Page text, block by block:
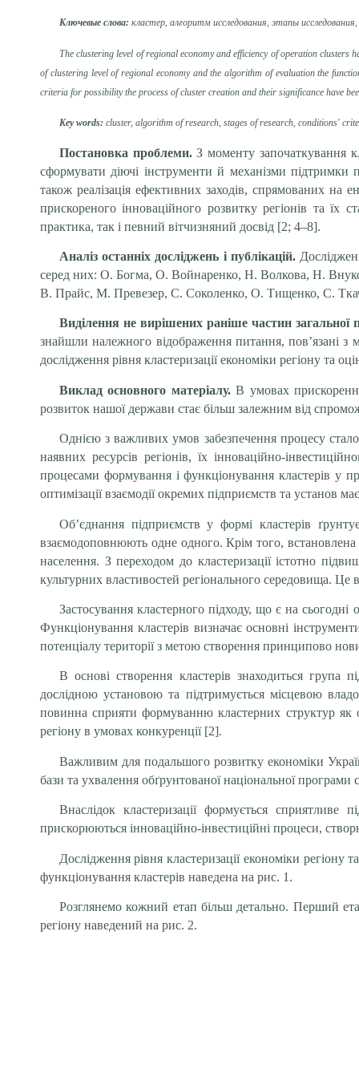
Ключевые слова: кластер, алгоритм исследования, этапы
The clustering level of regional economy and efficiency of operation clusters
of clustering level of regional economy and the algorithm of evaluation the
criteria for possibility the process of cluster creation and their significance have
Key words: cluster, algorithm of research, stages of research, conditions'
Постановка проблеми.З моменту започаткування
сформувати діючі інструменти й механізми
також реалізація ефективних заходів, спрямованих на
прискореного інноваційного розвитку регіонів та їх
практика, так і певний вітчизняний досвід [2; 4–8].
Аналіз останніх досліджень і публікацій.
серед них: О. Богма, О. Войнаренко, Н. Волкова, Н.
В. Прайс, М. Превезер, С. Соколенко, О. Тищенко, С.
Виділення не вирішених раніше частин загальної
зна­йшли належного відображення питання, пов’язані
дослідження рівня кластеризації економіки регіону та
Виклад основного матеріалу.В умовах
розвиток нашої держави стає більш залежним від
Однією з важливих умов забезпечення процесу
наявних ресурсів регіонів, їх інноваційно-
процесами формування і функціонування кластерів у
оптимізації взаємодії окремих підприємств та установ
Об’єднання підприємств у формі кластерів
взаємодоповнюють одне одного. Крім того, встановлена
населення. З переходом до кластеризації істотно
культурних властивостей регіонального середовища. Це
Застосування кластерного підходу, що є на
Функціонування кластерів визначає основні
потенціалу території з метою створення принципово
В основі створення кластерів знаходиться група
дослідною установою та підтримується місцевою
повинна сприяти формуванню кластерних структур як
регіону в умовах конкуренції [2].
Важливим для подальшого розвитку економіки
бази та ухвалення обґрунтованої національної програми
Внаслідок кластеризації формується сприятливе
прискорюються інноваційно-інвестиційні процеси,
Дослідження рівня кластеризації економіки
функціонування кластерів наведена на рис. 1.
Розглянемо кожний етап більш детально. Перший
регіону наведений на рис. 2.